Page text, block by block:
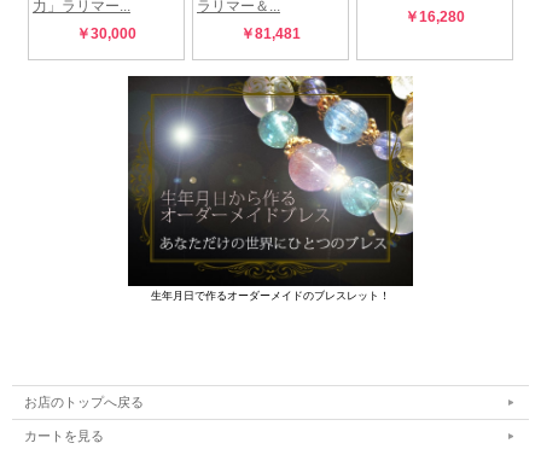
生年月日で作るオーダーメイドのブレスレット！
お店のトップへ戻る
カートを見る